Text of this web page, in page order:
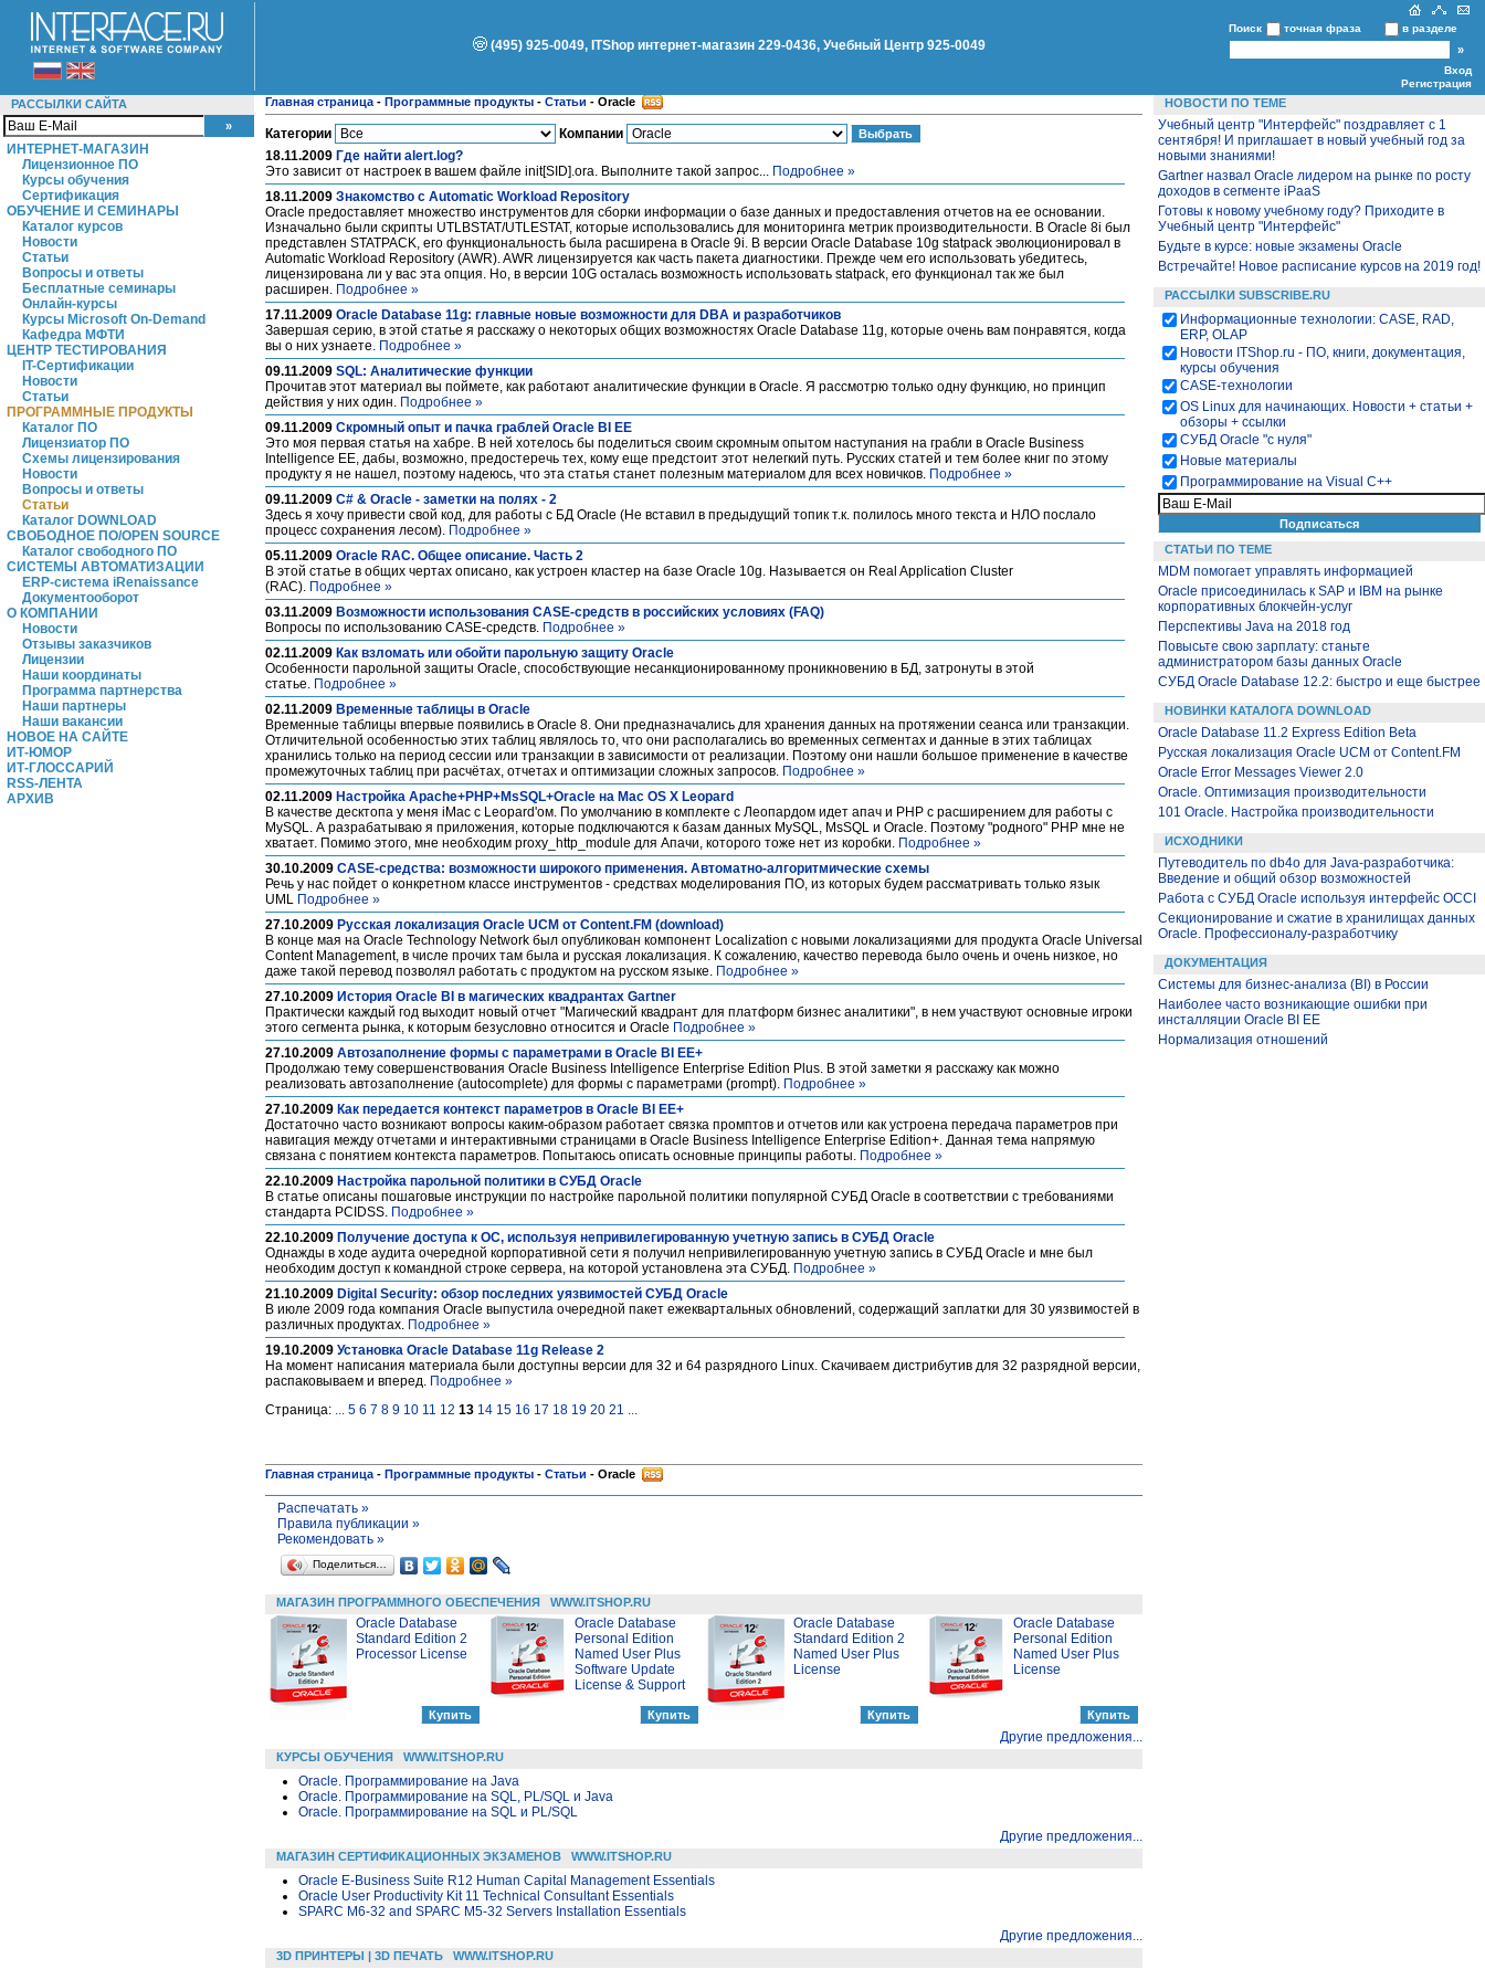
(495) 925-0049, ITShop интернет-магазин 229-0436, Учебный Центр 925-0049
Поиск точная фраза в разделе
Вход
Регистрация
РАССЫЛКИ САЙТА
ИНТЕРНЕТ-МАГАЗИН
Лицензионное ПО
Курсы обучения
Сертификация
ОБУЧЕНИЕ И СЕМИНАРЫ
Каталог курсов
Новости
Статьи
Вопросы и ответы
Бесплатные семинары
Онлайн-курсы
Курсы Microsoft On-Demand
Кафедра МФТИ
ЦЕНТР ТЕСТИРОВАНИЯ
IT-Сертификации
Новости
Статьи
ПРОГРАММНЫЕ ПРОДУКТЫ
Каталог ПО
Лицензиатор ПО
Схемы лицензирования
Новости
Вопросы и ответы
Статьи
Каталог DOWNLOAD
СВОБОДНОЕ ПО/OPEN SOURCE
Каталог свободного ПО
СИСТЕМЫ АВТОМАТИЗАЦИИ
ERP-система iRenaissance
Документооборот
О КОМПАНИИ
Новости
Отзывы заказчиков
Лицензии
Наши координаты
Программа партнерства
Наши партнеры
Наши вакансии
НОВОЕ НА САЙТЕ
ИТ-ЮМОР
ИТ-ГЛОССАРИЙ
RSS-ЛЕНТА
АРХИВ
Главная страница - Программные продукты - Статьи - Oracle
Категории
Компании
18.11.2009 Где найти alert.log?
Это зависит от настроек в вашем файле init[SID].ora. Выполните такой запрос... Подробнее »
18.11.2009 Знакомство с Automatic Workload Repository
Oracle предоставляет множество инструментов для сборки информации о базе данных и предоставления отчетов на ее основании.
Изначально были скрипты UTLBSTAT/UTLESTAT, которые использовались для мониторинга метрик производительности. В Oracle 8i был
представлен STATPACK, его функциональность была расширена в Oracle 9i. В версии Oracle Database 10g statpack эволюционировал в
Automatic Workload Repository (AWR). AWR лицензируется как часть пакета диагностики. Прежде чем его использовать убедитесь,
лицензирована ли у вас эта опция. Но, в версии 10G осталась возможность использовать statpack, его функционал так же был
расширен. Подробнее »
17.11.2009 Oracle Database 11g: главные новые возможности для DBA и разработчиков
Завершая серию, в этой статье я расскажу о некоторых общих возможностях Oracle Database 11g, которые очень вам понравятся, когда
вы о них узнаете. Подробнее »
09.11.2009 SQL: Аналитические функции
Прочитав этот материал вы поймете, как работают аналитические функции в Oracle. Я рассмотрю только одну функцию, но принцип
действия у них один. Подробнее »
09.11.2009 Скромный опыт и пачка граблей Oracle BI EE
Это моя первая статья на хабре. В ней хотелось бы поделиться своим скромным опытом наступания на грабли в Oracle Business
Intelligence EE, дабы, возможно, предостеречь тех, кому еще предстоит этот нелегкий путь. Русских статей и тем более книг по этому
продукту я не нашел, поэтому надеюсь, что эта статья станет полезным материалом для всех новичков. Подробнее »
09.11.2009 C# & Oracle - заметки на полях - 2
Здесь я хочу привести свой код, для работы с БД Oracle (Не вставил в предыдущий топик т.к. полилось много текста и НЛО послало
процесс сохранения лесом). Подробнее »
05.11.2009 Oracle RAC. Общее описание. Часть 2
В этой статье в общих чертах описано, как устроен кластер на базе Oracle 10g. Называется он Real Application Cluster
(RAC). Подробнее »
03.11.2009 Возможности использования CASE-средств в российских условиях (FAQ)
Вопросы по использованию CASE-средств. Подробнее »
02.11.2009 Как взломать или обойти парольную защиту Oracle
Особенности парольной защиты Oracle, способствующие несанкционированному проникновению в БД, затронуты в этой
статье. Подробнее »
02.11.2009 Временные таблицы в Oracle
Временные таблицы впервые появились в Oracle 8. Они предназначались для хранения данных на протяжении сеанса или транзакции.
Отличительной особенностью этих таблиц являлось то, что они располагались во временных сегментах и данные в этих таблицах
хранились только на период сессии или транзакции в зависимости от реализации. Поэтому они нашли большое применение в качестве
промежуточных таблиц при расчётах, отчетах и оптимизации сложных запросов. Подробнее »
02.11.2009 Настройка Apache+PHP+MsSQL+Oracle на Mac OS X Leopard
В качестве десктопа у меня iMac с Leopard'ом. По умолчанию в комплекте с Леопардом идет апач и PHP с расширением для работы с
MySQL. А разрабатываю я приложения, которые подключаются к базам данных MySQL, MsSQL и Oracle. Поэтому "родного" PHP мне не
хватает. Помимо этого, мне необходим proxy_http_module для Апачи, которого тоже нет из коробки. Подробнее »
30.10.2009 CASE-средства: возможности широкого применения. Автоматно-алгоритмические схемы
Речь у нас пойдет о конкретном классе инструментов - средствах моделирования ПО, из которых будем рассматривать только язык
UML Подробнее »
27.10.2009 Русская локализация Oracle UCM от Content.FM (download)
В конце мая на Oracle Technology Network был опубликован компонент Localization c новыми локализациями для продукта Oracle Universal
Content Management, в числе прочих там была и русская локализация. К сожалению, качество перевода было очень и очень низкое, но
даже такой перевод позволял работать с продуктом на русском языке. Подробнее »
27.10.2009 История Oracle BI в магических квадрантах Gartner
Практически каждый год выходит новый отчет "Магический квадрант для платформ бизнес аналитики", в нем участвуют основные игроки
этого сегмента рынка, к которым безусловно относится и Oracle Подробнее »
27.10.2009 Автозаполнение формы с параметрами в Oracle BI EE+
Продолжаю тему совершенствования Oracle Business Intelligence Enterprise Edition Plus. В этой заметки я расскажу как можно
реализовать автозаполнение (autocomplete) для формы с параметрами (prompt). Подробнее »
27.10.2009 Как передается контекст параметров в Oracle BI EE+
Достаточно часто возникают вопросы каким-образом работает связка промптов и отчетов или как устроена передача параметров при
навигация между отчетами и интерактивными страницами в Oracle Business Intelligence Enterprise Edition+. Данная тема напрямую
связана с понятием контекста параметров. Попытаюсь описать основные принципы работы. Подробнее »
22.10.2009 Настройка парольной политики в СУБД Oracle
В статье описаны пошаговые инструкции по настройке парольной политики популярной СУБД Oracle в соответствии с требованиями
стандарта PCIDSS. Подробнее »
22.10.2009 Получение доступа к ОС, используя непривилегированную учетную запись в СУБД Oracle
Однажды в ходе аудита очередной корпоративной сети я получил непривилегированную учетную запись в СУБД Oracle и мне был
необходим доступ к командной строке сервера, на которой установлена эта СУБД. Подробнее »
21.10.2009 Digital Security: обзор последних уязвимостей СУБД Oracle
В июле 2009 года компания Oracle выпустила очередной пакет ежеквартальных обновлений, содержащий заплатки для 30 уязвимостей в
различных продуктах. Подробнее »
19.10.2009 Установка Oracle Database 11g Release 2
На момент написания материала были доступны версии для 32 и 64 разрядного Linux. Скачиваем дистрибутив для 32 разрядной версии,
распаковываем и вперед. Подробнее »
Страница: ... 5 6 7 8 9 10 11 12 13 14 15 16 17 18 19 20 21 ...
Главная страница - Программные продукты - Статьи - Oracle
Распечатать »
Правила публикации »
Рекомендовать »
Поделиться…
МАГАЗИН ПРОГРАММНОГО ОБЕСПЕЧЕНИЯ WWW.ITSHOP.RU
Oracle Database
Standard Edition 2
Processor License
Oracle Database
Personal Edition
Named User Plus
Software Update
License & Support
Oracle Database
Standard Edition 2
Named User Plus
License
Oracle Database
Personal Edition
Named User Plus
License
Другие предложения...
КУРСЫ ОБУЧЕНИЯ WWW.ITSHOP.RU
Oracle. Программирование на Java
Oracle. Программирование на SQL, PL/SQL и Java
Oracle. Программирование на SQL и PL/SQL
Другие предложения...
МАГАЗИН СЕРТИФИКАЦИОННЫХ ЭКЗАМЕНОВ WWW.ITSHOP.RU
Oracle E-Business Suite R12 Human Capital Management Essentials
Oracle User Productivity Kit 11 Technical Consultant Essentials
SPARC M6-32 and SPARC M5-32 Servers Installation Essentials
Другие предложения...
3D ПРИНТЕРЫ | 3D ПЕЧАТЬ WWW.ITSHOP.RU
НОВОСТИ ПО ТЕМЕ
Учебный центр "Интерфейс" поздравляет с 1
сентября! И приглашает в новый учебный год за
новыми знаниями!
Gartner назвал Oracle лидером на рынке по росту
доходов в сегменте iPaaS
Готовы к новому учебному году? Приходите в
Учебный центр "Интерфейс"
Будьте в курсе: новые экзамены Oracle
Встречайте! Новое расписание курсов на 2019 год!
РАССЫЛКИ SUBSCRIBE.RU
Информационные технологии: CASE, RAD,
ERP, OLAP
Новости ITShop.ru - ПО, книги, документация,
курсы обучения
CASE-технологии
OS Linux для начинающих. Новости + статьи +
обзоры + ссылки
СУБД Oracle "с нуля"
Новые материалы
Программирование на Visual С++
СТАТЬИ ПО ТЕМЕ
MDM помогает управлять информацией
Oracle присоединилась к SAP и IBM на рынке
корпоративных блокчейн-услуг
Перспективы Java на 2018 год
Повысьте свою зарплату: станьте
администратором базы данных Oracle
СУБД Oracle Database 12.2: быстро и еще быстрее
НОВИНКИ КАТАЛОГА DOWNLOAD
Oracle Database 11.2 Express Edition Beta
Русская локализация Oracle UCM от Content.FM
Oracle Error Messages Viewer 2.0
Oracle. Оптимизация производительности
101 Oracle. Настройка производительности
ИСХОДНИКИ
Путеводитель по db4o для Java-разработчика:
Введение и общий обзор возможностей
Работа с СУБД Oracle используя интерфейс OCCI
Секционирование и сжатие в хранилищах данных
Oracle. Профессионалу-разработчику
ДОКУМЕНТАЦИЯ
Системы для бизнес-анализа (BI) в России
Наиболее часто возникающие ошибки при
инсталляции Oracle BI EE
Нормализация отношений